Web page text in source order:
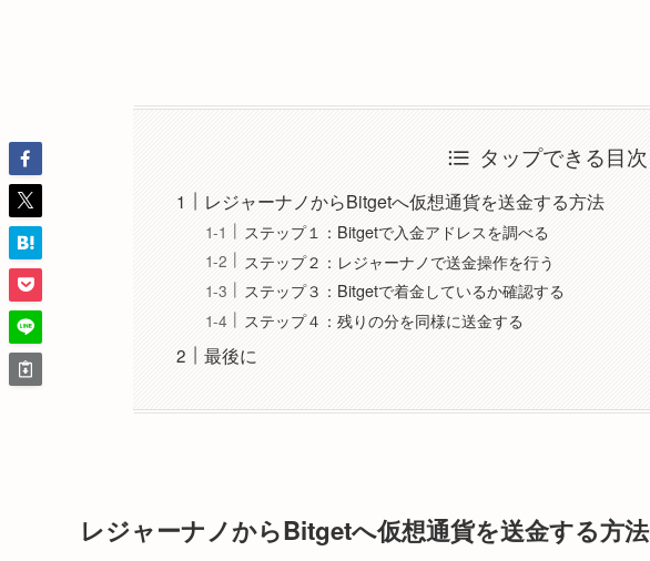
タップできる目次
レジャーナノからBitgetへ仮想通貨を送金する方法
ステップ１：Bitgetで入金アドレスを調べる
ステップ２：レジャーナノで送金操作を行う
ステップ３：Bitgetで着金しているか確認する
ステップ４：残りの分を同様に送金する
最後に
レジャーナノからBitgetへ仮想通貨を送金する方法